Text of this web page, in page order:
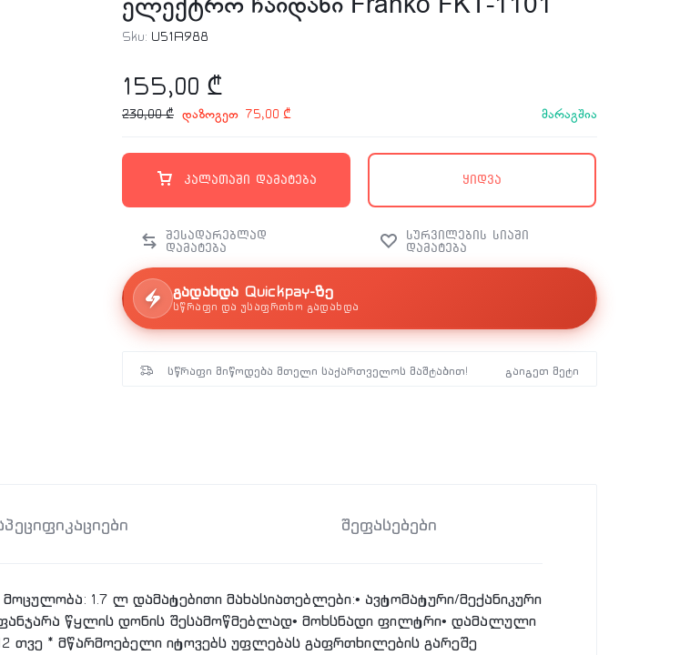
Sku: U51A988
155,00 ₾
230,00₾ დაზოგეთ 75,00₾ მარაგშია
კალათაში დამატება ყიდვა
გადახდა Quickpay-ზე
სწრაფი და უსაფრთხო გადახდა
სწრაფი მიწოდება მთელი საქართველოს მაშტაბით! გაიგეთ მეტი
შეფასებები
1.7 ლ დამატებითი მახასიათებლები:• ავტომატური/მექანიკური
წყლის დონის შესამოწმებლად• მოხსნადი ფილტრი• დამალული
თვე * მწარმოებელი იტოვებს უფლებას გაფრთხილების გარეშე